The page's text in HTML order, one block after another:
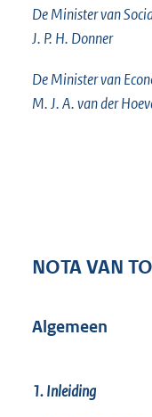
De Minister van
J. P. H. Donner
De Minister van
M. J. A. van der
NOTA VAN
Algemeen
1. Inleiding